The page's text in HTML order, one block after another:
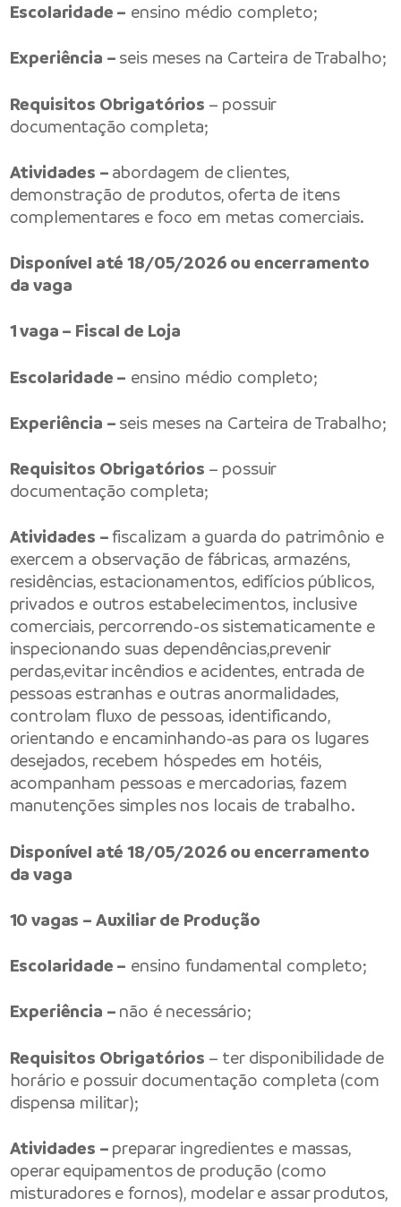
Escolaridade – ensino médio completo;
Experiência – seis meses na Carteira de Trabalho;
Requisitos Obrigatórios – possuir
documentação completa;
Atividades – abordagem de clientes,
demonstração de produtos, oferta de itens
complementares e foco em metas comerciais.
Disponível até 18/05/2026 ou encerramento
da vaga
1 vaga – Fiscal de Loja
Escolaridade – ensino médio completo;
Experiência – seis meses na Carteira de Trabalho;
Requisitos Obrigatórios – possuir
documentação completa;
Atividades –fiscalizam a guarda do patrimônio e
exercem a observação de fábricas, armazéns,
residências, estacionamentos, edifícios públicos,
privados e outros estabelecimentos, inclusive
comerciais, percorrendo-os sistematicamente e
inspecionando suas dependências,prevenir
perdas,evitar incêndios e acidentes, entrada de
pessoas estranhas e outras anormalidades,
controlam fluxo de pessoas, identificando,
orientando e encaminhando-as para os lugares
desejados, recebem hóspedes em hotéis,
acompanham pessoas e mercadorias, fazem
manutenções simples nos locais de trabalho.
Disponível até 18/05/2026 ou encerramento
da vaga
10 vagas – Auxiliar de Produção
Escolaridade – ensino fundamental completo;
Experiência – não é necessário;
Requisitos Obrigatórios – ter disponibilidade de
horário e possuir documentação completa (com
dispensa militar);
Atividades – preparar ingredientes e massas,
operar equipamentos de produção (como
misturadores e fornos), modelar e assar produtos,